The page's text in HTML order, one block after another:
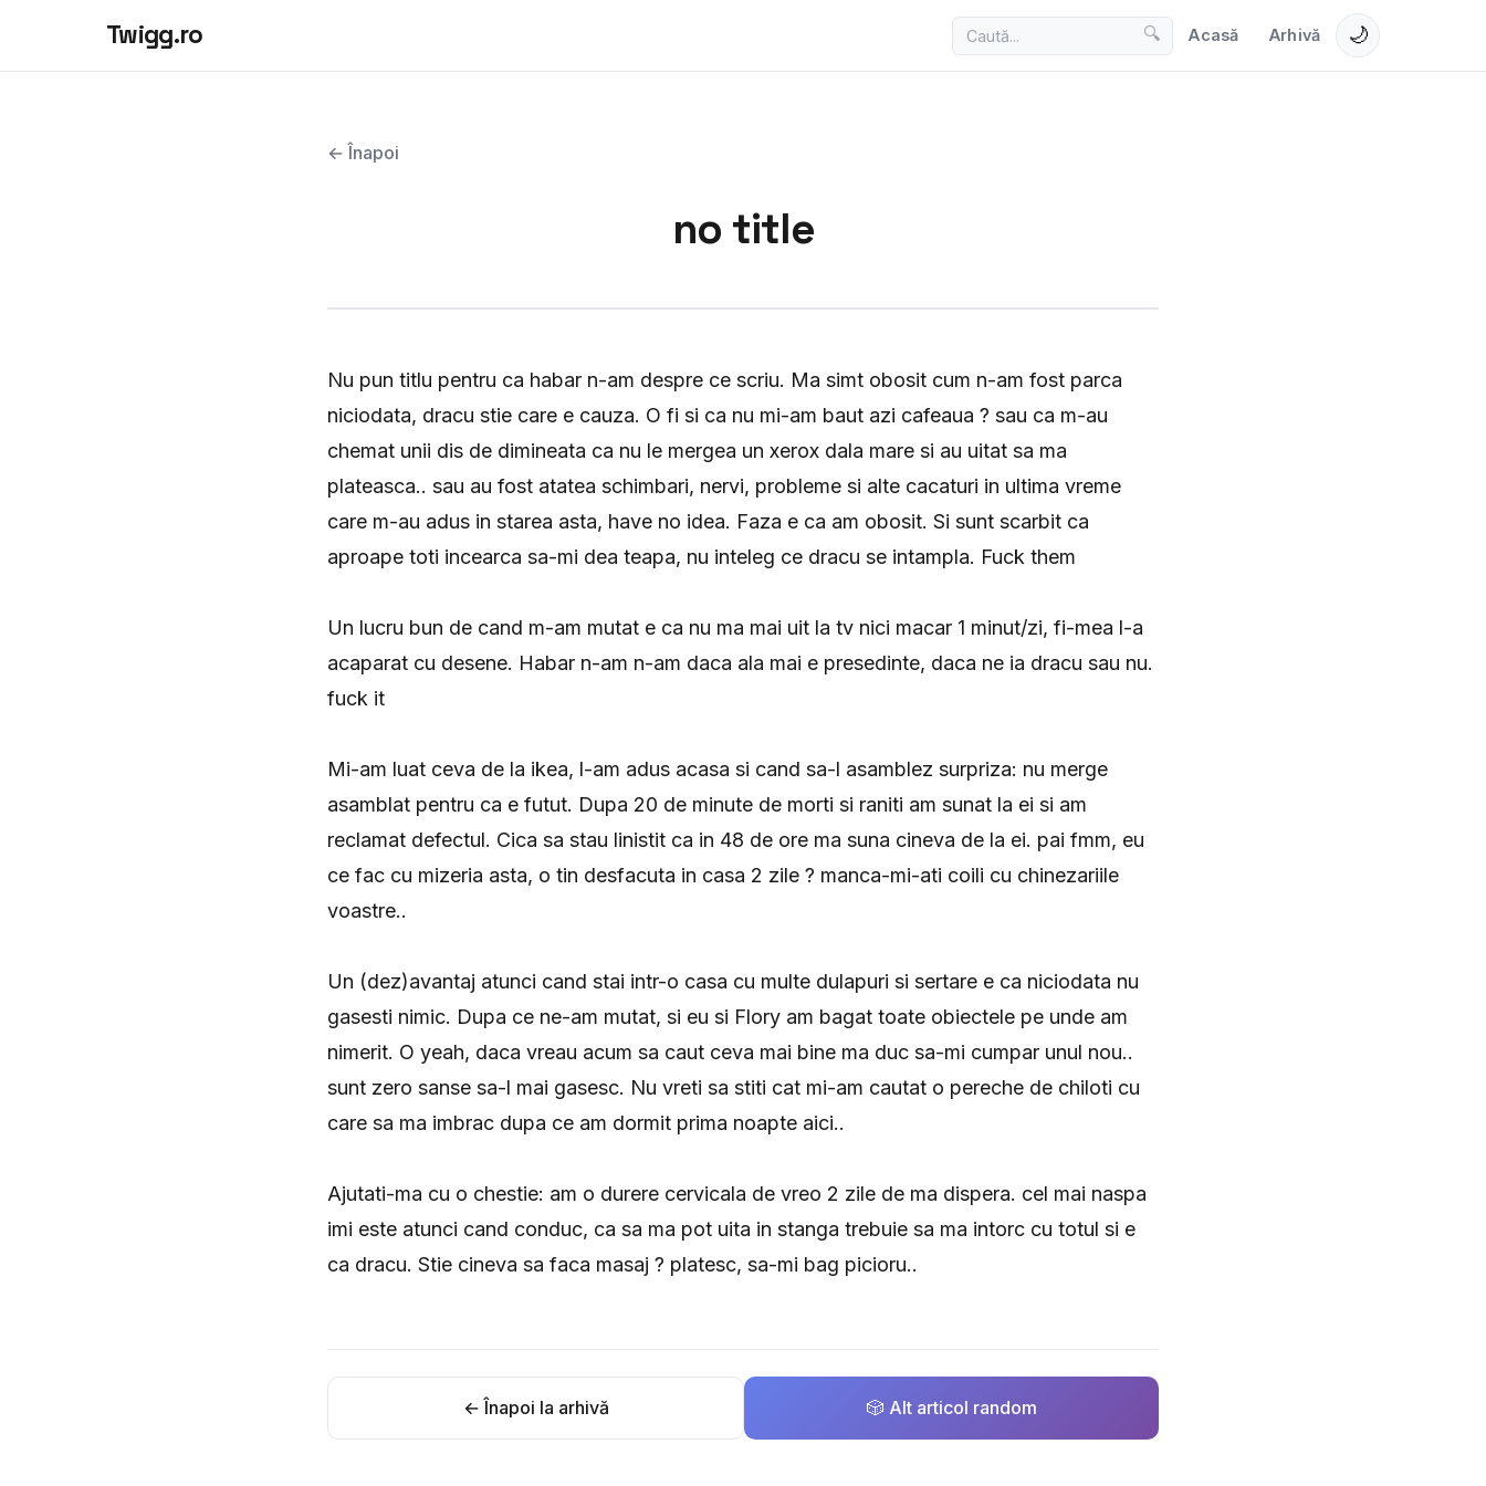
Twigg.ro 🔍 Acasă Arhivă 🌙
← Înapoi
no title
Nu pun titlu pentru ca habar n-am despre ce scriu. Ma simt obosit cum n-am fost parca
niciodata, dracu stie care e cauza. O fi si ca nu mi-am baut azi cafeaua ? sau ca m-au
chemat unii dis de dimineata ca nu le mergea un xerox dala mare si au uitat sa ma
plateasca.. sau au fost atatea schimbari, nervi, probleme si alte cacaturi in ultima vreme
care m-au adus in starea asta, have no idea. Faza e ca am obosit. Si sunt scarbit ca
aproape toti incearca sa-mi dea teapa, nu inteleg ce dracu se intampla. Fuck them
Un lucru bun de cand m-am mutat e ca nu ma mai uit la tv nici macar 1 minut/zi, fi-mea l-a
acaparat cu desene. Habar n-am n-am daca ala mai e presedinte, daca ne ia dracu sau nu.
fuck it
Mi-am luat ceva de la ikea, l-am adus acasa si cand sa-l asamblez surpriza: nu merge
asamblat pentru ca e futut. Dupa 20 de minute de morti si raniti am sunat la ei si am
reclamat defectul. Cica sa stau linistit ca in 48 de ore ma suna cineva de la ei. pai fmm, eu
ce fac cu mizeria asta, o tin desfacuta in casa 2 zile ? manca-mi-ati coili cu chinezariile
voastre..
Un (dez)avantaj atunci cand stai intr-o casa cu multe dulapuri si sertare e ca niciodata nu
gasesti nimic. Dupa ce ne-am mutat, si eu si Flory am bagat toate obiectele pe unde am
nimerit. O yeah, daca vreau acum sa caut ceva mai bine ma duc sa-mi cumpar unul nou..
sunt zero sanse sa-l mai gasesc. Nu vreti sa stiti cat mi-am cautat o pereche de chiloti cu
care sa ma imbrac dupa ce am dormit prima noapte aici..
Ajutati-ma cu o chestie: am o durere cervicala de vreo 2 zile de ma dispera. cel mai naspa
imi este atunci cand conduc, ca sa ma pot uita in stanga trebuie sa ma intorc cu totul si e
ca dracu. Stie cineva sa faca masaj ? platesc, sa-mi bag picioru..
← Înapoi la arhivă 🎲 Alt articol random